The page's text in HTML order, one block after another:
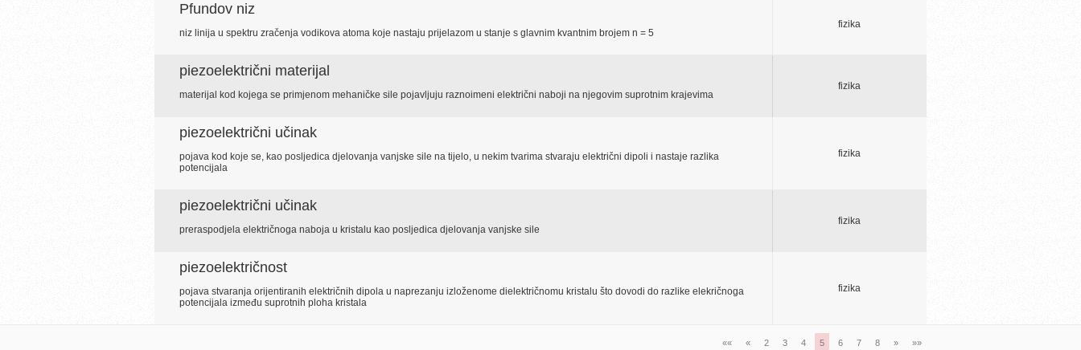
Pfundov niz
niz linija u spektru zračenja vodikova atoma koje nastaju prijelazom u stanje s glavnim kvantnim brojem n = 5
fizika
piezoelektrični materijal
materijal kod kojega se primjenom mehaničke sile pojavljuju raznoimeni električni naboji na njegovim suprotnim krajevima
fizika
piezoelektrični učinak
pojava kod koje se, kao posljedica djelovanja vanjske sile na tijelo, u nekim tvarima stvaraju električni dipoli i nastaje razlika
potencijala
fizika
piezoelektrični učinak
preraspodjela električnoga naboja u kristalu kao posljedica djelovanja vanjske sile
fizika
piezoelektričnost
pojava stvaranja orijentiranih električnih dipola u naprezanju izloženome dielektričnomu kristalu što dovodi do razlike elekričnoga
potencijala između suprotnih ploha kristala
fizika
«« « 2 3 4 5 6 7 8 » »»